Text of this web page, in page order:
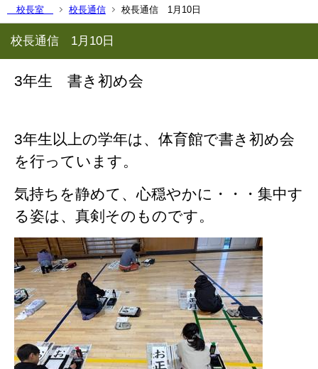
校長室 校長通信 校長通信 1月10日
校長通信 1月10日
3年生 書き初め会
3年生以上の学年は、体育館で書き初め会
を行っています。
気持ちを静めて、心穏やかに・・・集中す
る姿は、真剣そのものです。